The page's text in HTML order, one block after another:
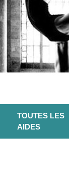
TOUTES LES
AIDES